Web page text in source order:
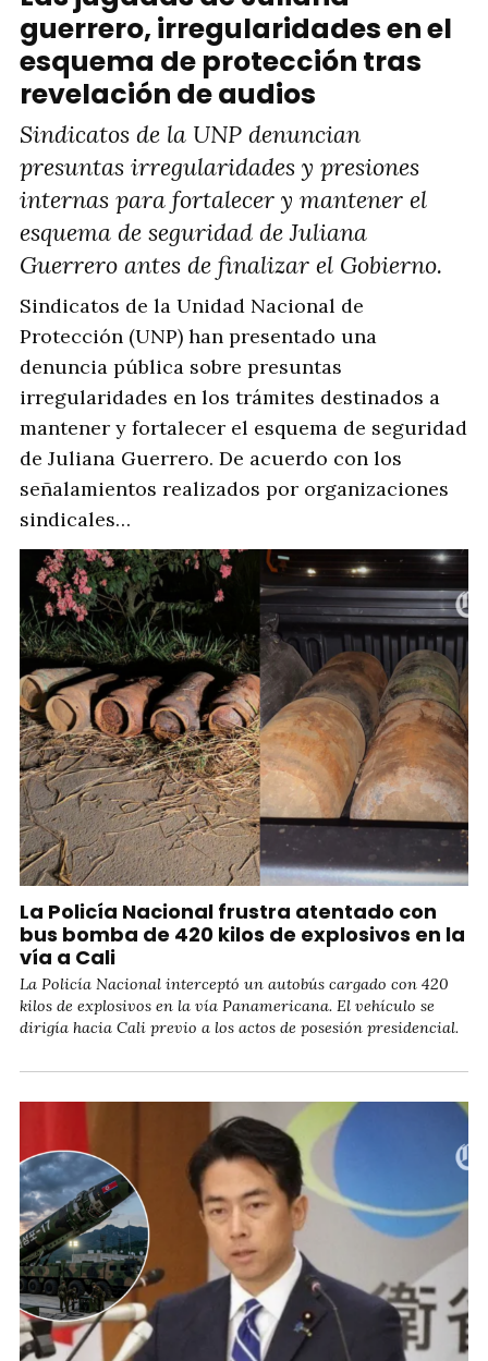
guerrero, irregularidades en el
esquema de protección tras
revelación de audios
Sindicatos de la UNP denuncian
presuntas irregularidades y presiones
internas para fortalecer y mantener el
esquema de seguridad de Juliana
Guerrero antes de finalizar el Gobierno.
Sindicatos de la Unidad Nacional de
Protección (UNP) han presentado una
denuncia pública sobre presuntas
irregularidades en los trámites destinados a
mantener y fortalecer el esquema de seguridad
de Juliana Guerrero. De acuerdo con los
señalamientos realizados por organizaciones
sindicales…
La Policía Nacional frustra atentado con
bus bomba de 420 kilos de explosivos en la
vía a Cali
La Policía Nacional interceptó un autobús cargado con 420
kilos de explosivos en la vía Panamericana. El vehículo se
dirigía hacia Cali previo a los actos de posesión presidencial.